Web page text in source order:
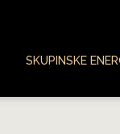
SKUPINSKE